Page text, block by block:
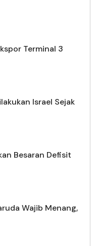
Terminal 3
Israel Sejak
Besaran Defisit
Wajib Menang,